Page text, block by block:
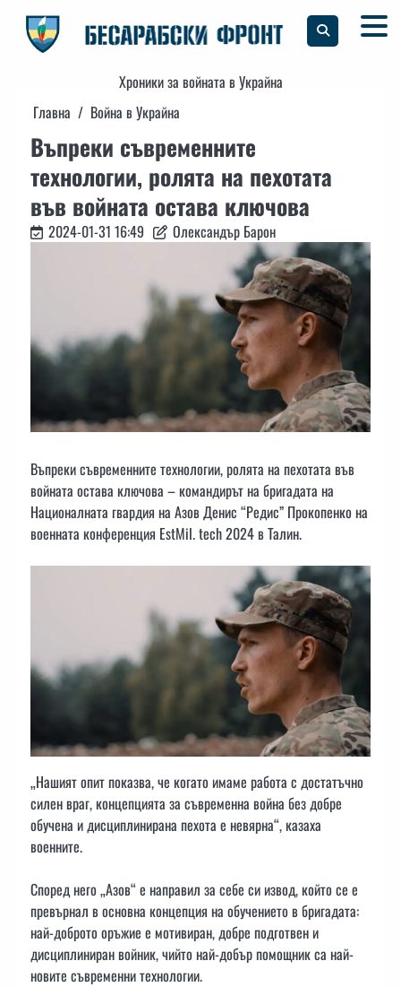
content
Хроники за войната в Украйна
Главна
Война в Украйна
Въпреки съвременните
технологии, ролята на пехотата
във войната остава ключова
2024-01-31 16:49 Олександър Барон
Въпреки съвременните технологии, ролята на пехотата във
войната остава ключова – командирът на бригадата на
Националната гвардия на Азов Денис “Редис” Прокопенко на
военната конференция EstMil. tech 2024 в Талин.
„Нашият опит показва, че когато имаме работа с достатъчно
силен враг, концепцията за съвременна война без добре
обучена и дисциплинирана пехота е невярна“, казаха
военните.
Според него „Азов“ е направил за себе си извод, който се е
превърнал в основна концепция на обучението в бригадата:
най-доброто оръжие е мотивиран, добре подготвен и
дисциплиниран войник, чийто най-добър помощник са най-
новите съвременни технологии.